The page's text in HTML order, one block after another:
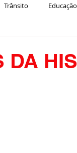
Trânsito Educação
DA